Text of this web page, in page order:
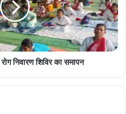
निवारण शिविर का समापन